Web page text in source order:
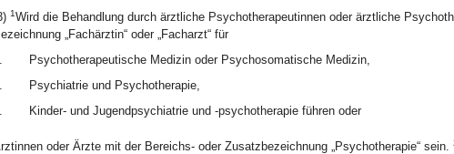
1Wird die Behandlung durch ärztliche Psychotherapeutinnen oder ärztliche
„Fachärztin“ oder „Facharzt“ für
Psychotherapeutische Medizin oder Psychosomatische Medizin,
Psychiatrie und Psychotherapie,
Kinder- und Jugendpsychiatrie und -psychotherapie führen oder
oder Ärzte mit der Bereichs- oder Zusatzbezeichnung „Psychotherapie“ sein.